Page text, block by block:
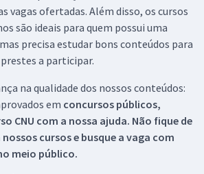
vagas ofertadas. Além disso, os cursos
são ideais para quem possui uma
precisa estudar bons conteúdos para
a participar.
na qualidade dos nossos conteúdos:
em concursos públicos,
CNU com a nossa ajuda. Não fique de
cursos e busque a vaga com
meio público.